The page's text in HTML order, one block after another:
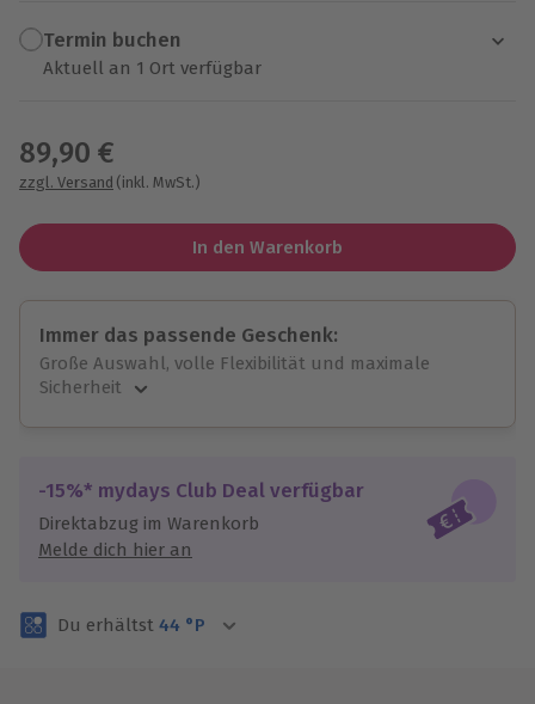
Termin buchen
Aktuell an 1 Ort verfügbar
89,90 €
zzgl. Versand (inkl. MwSt.)
In den Warenkorb
Immer das passende Geschenk:
Große Auswahl, volle Flexibilität und maximale
Sicherheit
Jeder Gutschein für alle Erlebnisse einlösbar.
Maximale Sicherheit
3 Jahre gültig & verlängerbar.
-15%* mydays Club Deal verfügbar
Direktabzug im Warenkorb
Melde dich hier an
Du erhältst 44 °P